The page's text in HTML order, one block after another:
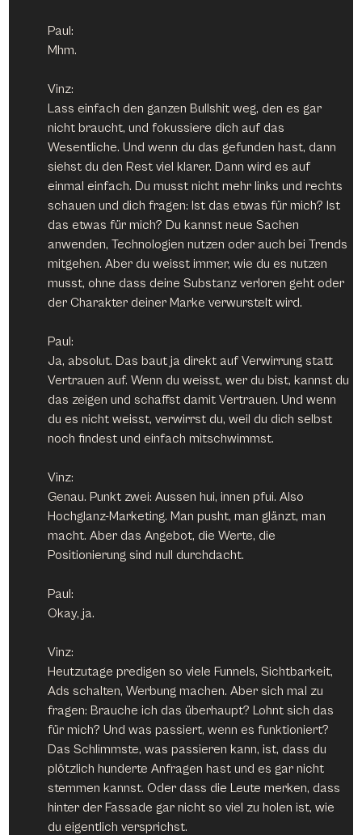
Paul:
Mhm.
Vinz:
Lass einfach den ganzen Bullshit weg, den es gar
nicht braucht, und fokussiere dich auf das
Wesentliche. Und wenn du das gefunden hast, dann
siehst du den Rest viel klarer. Dann wird es auf
einmal einfach. Du musst nicht mehr links und rechts
schauen und dich fragen: Ist das etwas für mich? Ist
das etwas für mich? Du kannst neue Sachen
anwenden, Technologien nutzen oder auch bei Trends
mitgehen. Aber du weisst immer, wie du es nutzen
musst, ohne dass deine Substanz verloren geht oder
der Charakter deiner Marke verwurstelt wird.
Paul:
Ja, absolut. Das baut ja direkt auf Verwirrung statt
Vertrauen auf. Wenn du weisst, wer du bist, kannst du
das zeigen und schaffst damit Vertrauen. Und wenn
du es nicht weisst, verwirrst du, weil du dich selbst
noch findest und einfach mitschwimmst.
Vinz:
Genau. Punkt zwei: Aussen hui, innen pfui. Also
Hochglanz-Marketing. Man pusht, man glänzt, man
macht. Aber das Angebot, die Werte, die
Positionierung sind null durchdacht.
Paul:
Okay, ja.
Vinz:
Heutzutage predigen so viele Funnels, Sichtbarkeit,
Ads schalten, Werbung machen. Aber sich mal zu
fragen: Brauche ich das überhaupt? Lohnt sich das
für mich? Und was passiert, wenn es funktioniert?
Das Schlimmste, was passieren kann, ist, dass du
plötzlich hunderte Anfragen hast und es gar nicht
stemmen kannst. Oder dass die Leute merken, dass
hinter der Fassade gar nicht so viel zu holen ist, wie
du eigentlich versprichst.